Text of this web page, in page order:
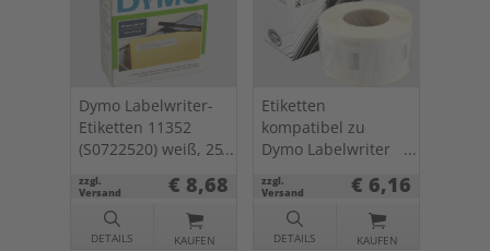
Dymo Labelwriter-
Etiketten 11352
(S0722520) weiß, 25
zzgl.
Versand
€ 8,68
DETAILS KAUFEN
Etiketten
kompatibel zu
Dymo Labelwriter
weiß, 13 x 25mm,
1000 St.
zzgl.
Versand
€ 6,16
DETAILS KAUFEN